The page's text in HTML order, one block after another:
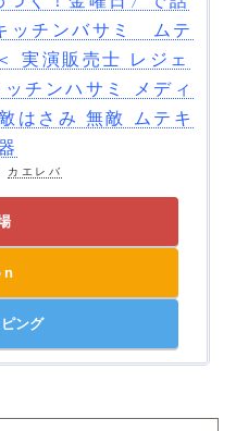
ッチンバサミ ムテ
実演販売士 レジェ
チンハサミ メディ
はさみ 無敵 ムテキ
カエレバ
ング